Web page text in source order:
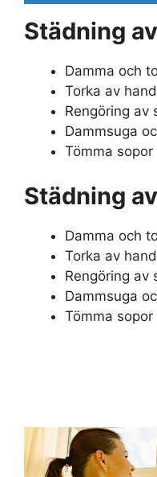
Städning
Damma och
Torka av
Rengöring av
Dammsuga
Tömma sopor
Städning
Damma och
Torka av
Rengöring av
Dammsuga
Tömma sopor